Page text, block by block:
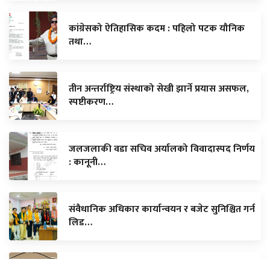
कांग्रेसको ऐतिहासिक कदम : पहिलो पटक यौनिक
तथा…
तीन अन्तर्राष्ट्रिय संस्थाको सेखी झार्ने प्रयास असफल,
स्पष्टीकरण…
जलजलाकी वडा सचिव अर्यालको विवादास्पद निर्णय
: कानूनी…
संवैधानिक अधिकार कार्यान्वयन र बजेट सुनिश्चित गर्न
लिड…